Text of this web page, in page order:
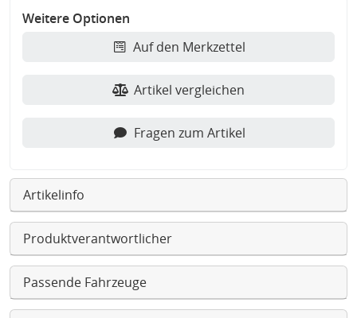
Weitere Optionen
Auf den Merkzettel
Artikel vergleichen
Fragen zum Artikel
Artikelinfo
Produktverantwortlicher
Passende Fahrzeuge